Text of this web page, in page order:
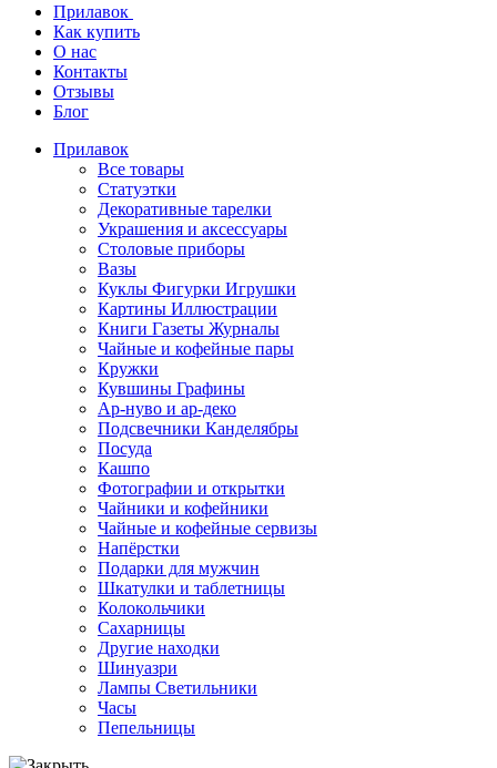
Прилавок
Как купить
О нас
Контакты
Отзывы
Блог
Прилавок
Все товары
Статуэтки
Декоративные тарелки
Украшения и аксессуары
Столовые приборы
Вазы
Куклы Фигурки Игрушки
Картины Иллюстрации
Книги Газеты Журналы
Чайные и кофейные пары
Кружки
Кувшины Графины
Ар-нуво и ар-деко
Подсвечники Канделябры
Посуда
Кашпо
Фотографии и открытки
Чайники и кофейники
Чайные и кофейные сервизы
Напёрстки
Подарки для мужчин
Шкатулки и таблетницы
Колокольчики
Сахарницы
Другие находки
Шинуазри
Лампы Светильники
Часы
Пепельницы